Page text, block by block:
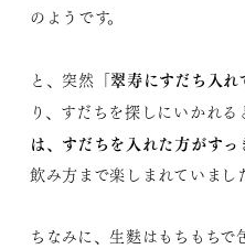
のようです。
と、突然「翠寿にすだち入れ
り、すだちを探しにいかれる
は、すだちを入れた方がす
飲み方まで楽しまれていまし
ちなみに、生麩はもちもち